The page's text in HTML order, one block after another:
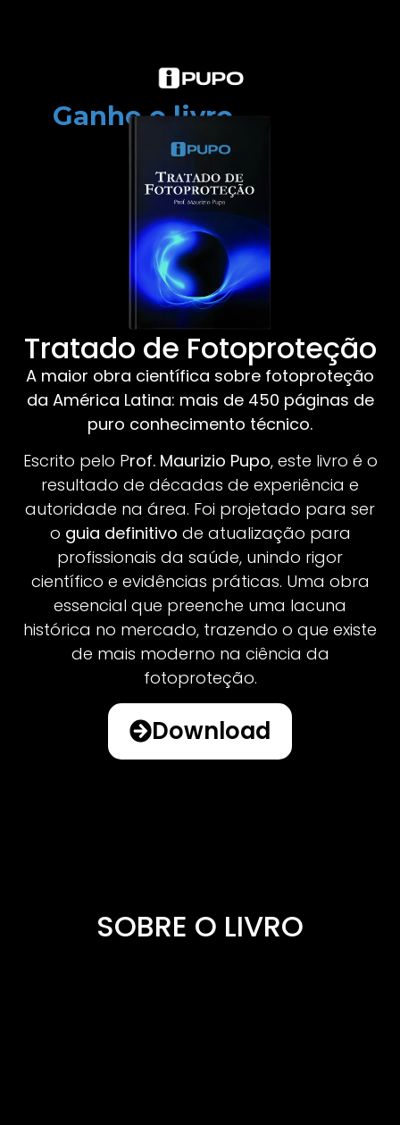
Ganhe o livro
Tratado de Fotoproteção
A maior obra científica sobre fotoproteção
da América Latina: mais de 450 páginas de
puro conhecimento técnico.
Escrito pelo Prof. Maurizio Pupo, este livro é o
resultado de décadas de experiência e
autoridade na área. Foi projetado para ser
o guia definitivo de atualização para
profissionais da saúde, unindo rigor
científico e evidências práticas. Uma obra
essencial que preenche uma lacuna
histórica no mercado, trazendo o que existe
de mais moderno na ciência da
fotoproteção.
Download
SOBRE O LIVRO